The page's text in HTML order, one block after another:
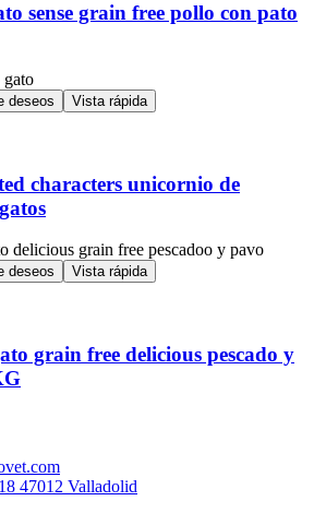
sense grain free pollo con pato
deseos Vista rápida
characters unicornio de
deseos Vista rápida
grain free delicious pescado y
47012 Valladolid